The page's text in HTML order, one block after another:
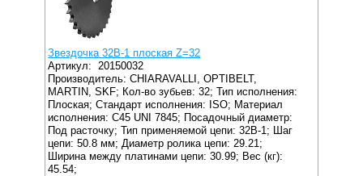
Звездочка 32B-1 плоская Z=32
Артикул: 20150032
Производитель: CHIARAVALLI, OPTIBELT,
MARTIN, SKF; Кол-во зубьев: 32; Тип исполнения:
Плоская; Стандарт исполнения: ISO; Материал
исполнения: C45 UNI 7845; Посадочный диаметр:
Под расточку; Тип применяемой цепи: 32B-1;
Шаг
цепи: 50.8 мм; Диаметр ролика цепи: 29.21;
Ширина между платинами цепи: 30.99; Вес (кг):
45.54;